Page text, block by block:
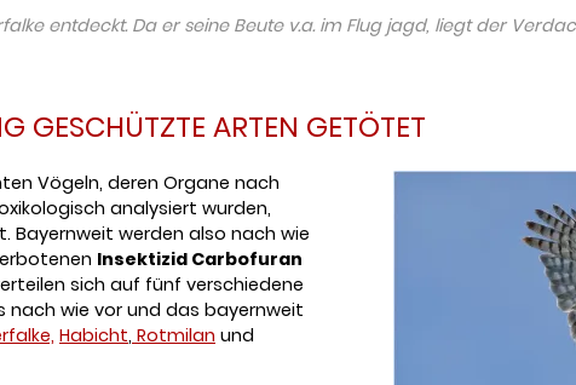
entdeckt. Da er seine Beute v.a. im Flug jagd, liegt der
GESCHÜTZTE ARTEN GETÖTET
Vögeln, deren Organe nach
analysiert wurden,
Bayernweit werden also nach wie
Insektizid Carbofuran
sich auf fünf verschiedene
nach wie vor und das bayernweit
Habicht, Rotmilan und